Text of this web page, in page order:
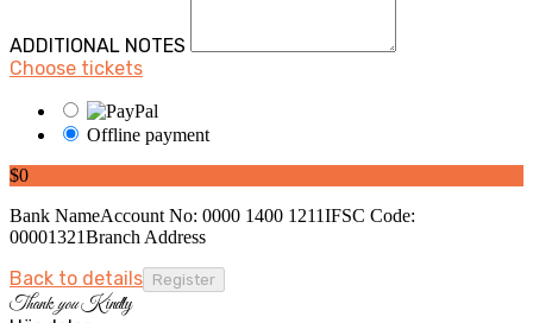
ADDITIONAL NOTES
Choose tickets
Offline payment
$0
Bank NameAccount No: 0000 1400 1211IFSC Code:
00001321Branch Address
Back to details
ThankyouKindly